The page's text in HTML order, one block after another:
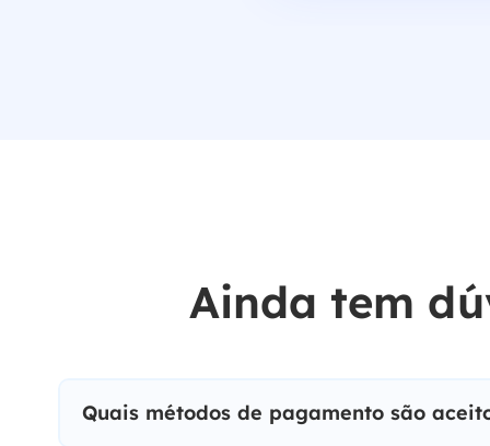
Ainda tem
Quais métodos de pagamento são